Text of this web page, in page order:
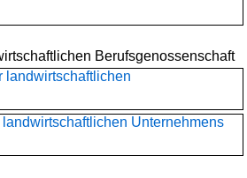
Berufsgenossenschaft
landwirtschaftlichen
Unternehmens